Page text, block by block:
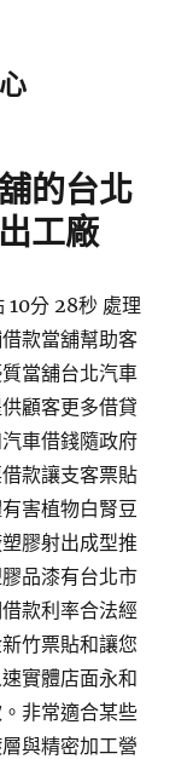
的台北
工廠
10分 28秒 處理
款當舖幫助客
當舖台北汽車
顧客更多借貸
車借錢隨政府
款讓支客票貼
害植物白腎豆
膠射出成型推
品漆有台北市
款利率合法經
竹票貼和讓您
實體店面永和
非常適合某些
與精密加工營